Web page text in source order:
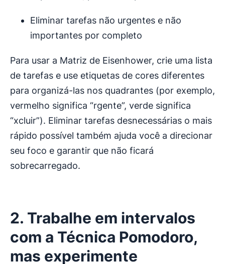
Eliminar tarefas não urgentes e não
importantes por completo
Para usar a Matriz de Eisenhower, crie uma lista
de tarefas e use etiquetas de cores diferentes
para organizá-las nos quadrantes (por exemplo,
vermelho significa “rgente”, verde significa
“xcluir”). Eliminar tarefas desnecessárias o mais
rápido possível também ajuda você a direcionar
seu foco e garantir que não ficará
sobrecarregado.
2. Trabalhe em intervalos
com a Técnica Pomodoro,
mas experimente